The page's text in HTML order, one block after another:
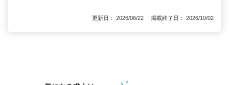
更新日： 2026/06/22 掲載終了日： 2026/10/02